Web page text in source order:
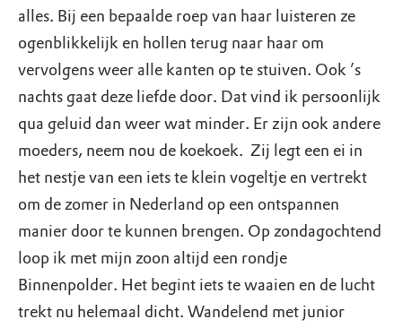
alles. Bij een bepaalde roep van haar luisteren ze
ogenblikkelijk en hollen terug naar haar om
vervolgens weer alle kanten op te stuiven. Ook ’s
nachts gaat deze liefde door. Dat vind ik persoonlijk
qua geluid dan weer wat minder. Er zijn ook andere
moeders, neem nou de koekoek. Zij legt een ei in
het nestje van een iets te klein vogeltje en vertrekt
om de zomer in Nederland op een ontspannen
manier door te kunnen brengen. Op zondagochtend
loop ik met mijn zoon altijd een rondje
Binnenpolder. Het begint iets te waaien en de lucht
trekt nu helemaal dicht. Wandelend met junior